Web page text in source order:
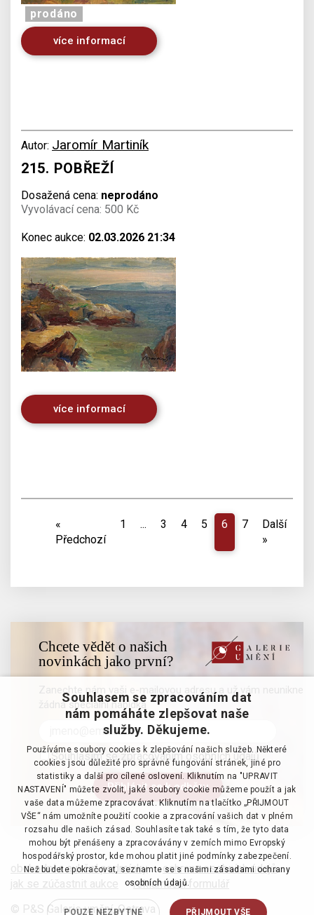
prodáno
více informací
Autor: Jaromír Martiník
215. POBŘEŽÍ
Dosažená cena: neprodáno
Vyvolávací cena: 500 Kč
Konec aukce: 02.03.2026 21:34
více informací
«
Předchozí
1 ... 3 4 5 6 7
Další
»
Chcete vědět o našich
novinkách jako první?
Zanechte nám vaši e-mailovou adresu a už vám neunikne
žádná speciální nabídka
Souhlasím se zpracováním osobních údajů
obchodní a aukční podmínky · ochrana osobních údajů ·
jak se zúčastnit aukce · reklamační formulář
© P&S Galerie umění, Ostrava
Souhlasem se zpracováním dat
nám pomáháte zlepšovat naše
služby. Děkujeme.
Používáme soubory cookies k zlepšování našich služeb. Některé
cookies jsou důležité pro správné fungování stránek, jiné pro
statistiky a další pro cílené oslovení. Kliknutím na "UPRAVIT
NASTAVENÍ" můžete zvolit, jaké soubory cookie můžeme použít a jak
vaše data můžeme zpracovávat. Kliknutím na tlačítko „PŘIJMOUT
VŠE“ nám umožníte použití cookie a zpracování vašich dat v plném
rozsahu dle našich zásad. Souhlasíte tak také s tím, že tyto data
mohou být přenášeny a zpracovávány v zemích mimo Evropský
hospodářský prostor, kde mohou platit jiné podmínky zabezpečení.
Než budete pokračovat, seznamte se s našimizásadami ochrany
osobních údajů.
PŘIJMOUT VŠE
POUZE NEZBYTNÉ